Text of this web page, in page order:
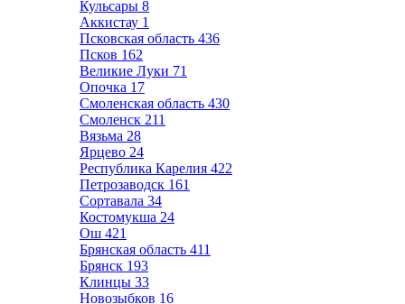
Кульсары 8
Аккистау 1
Псковская область 436
Псков 162
Великие Луки 71
Опочка 17
Смоленская область 430
Смоленск 211
Вязьма 28
Ярцево 24
Республика Карелия 422
Петрозаводск 161
Сортавала 34
Костомукша 24
Ош 421
Брянская область 411
Брянск 193
Клинцы 33
Новозыбков 16